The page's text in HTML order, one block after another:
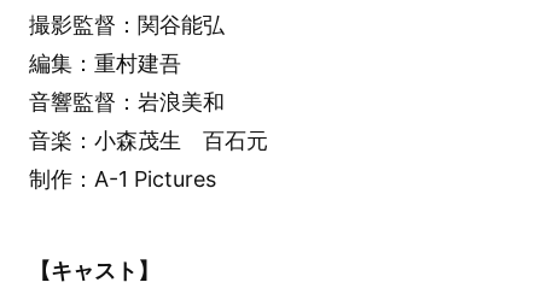
撮影監督：関谷能弘
編集：重村建吾
音響監督：岩浪美和
音楽：小森茂生 百石元
制作：A-1 Pictures
【キャスト】